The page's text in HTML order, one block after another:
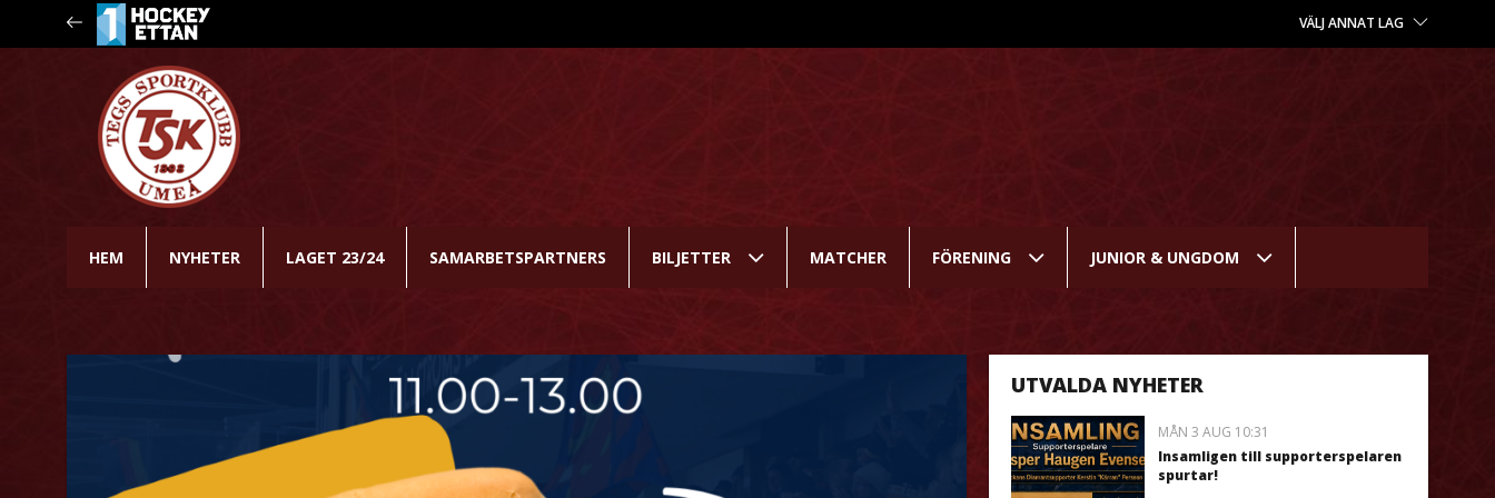
VÄLJ ANNAT LAG
HEM NYHETER LAGET 23/24 SAMARBETSPARTNERS BILJETTER MATCHER FÖRENING JUNIOR & UNGDOM
UTVALDA NYHETER
MÅN 3 AUG 10:31
Insamligen till supporterspelaren
spurtar!